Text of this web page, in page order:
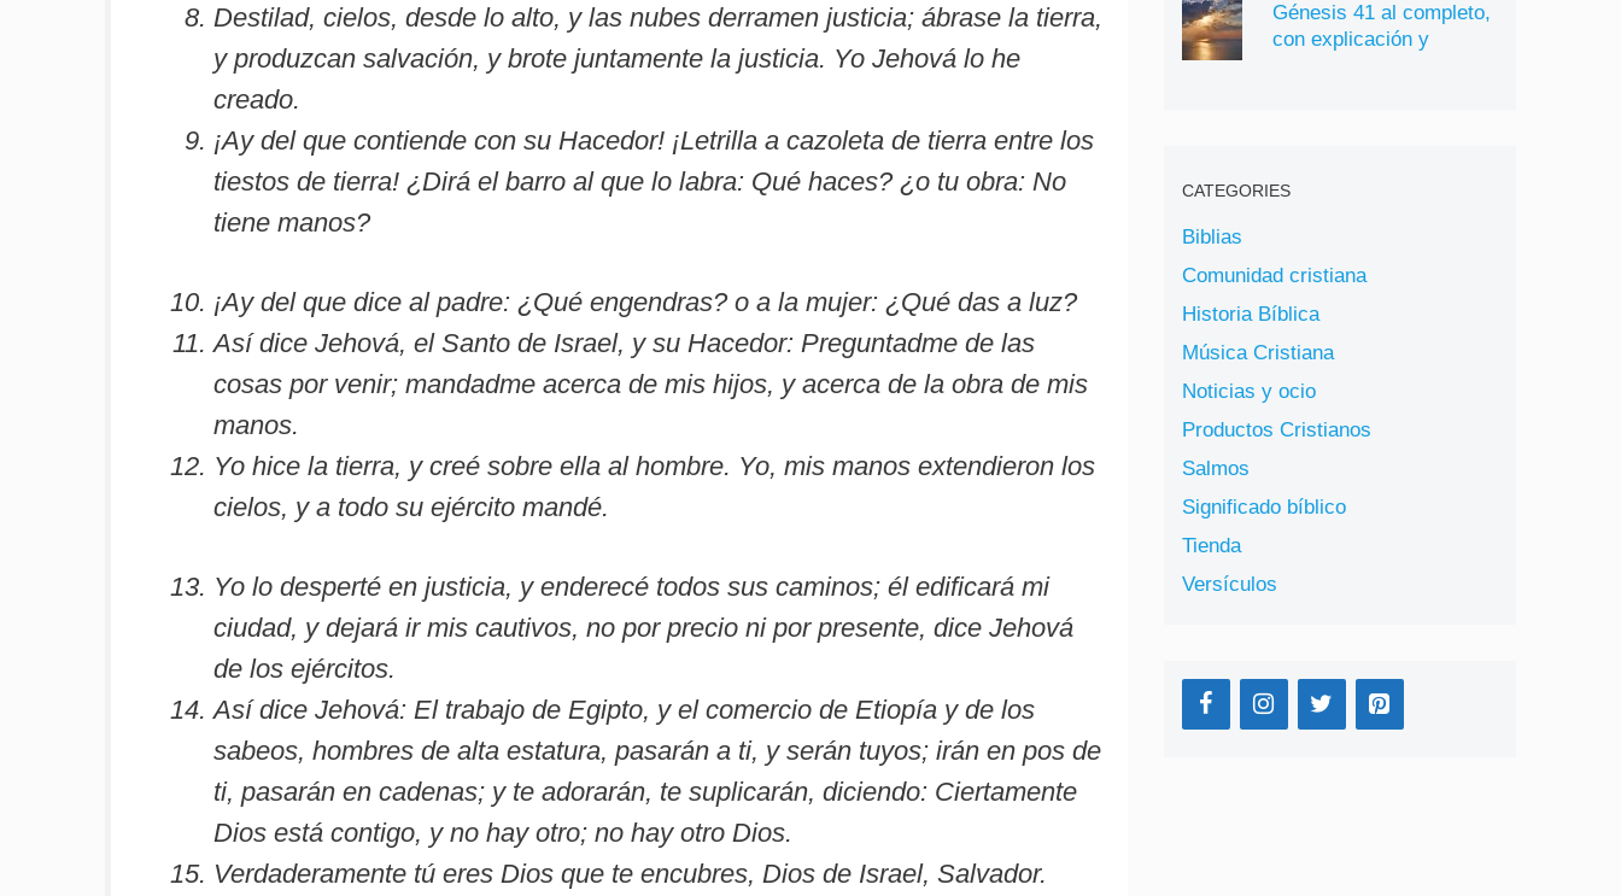
Destilad, cielos, desde lo alto, y las nubes derramen justicia; ábrase la tierra,
y produzcan salvación, y brote juntamente la justicia. Yo Jehová lo he
creado.
¡Ay del que contiende con su Hacedor! ¡Letrilla a cazoleta de tierra entre los
tiestos de tierra! ¿Dirá el barro al que lo labra: Qué haces? ¿o tu obra: No
tiene manos?
¡Ay del que dice al padre: ¿Qué engendras? o a la mujer: ¿Qué das a luz?
Así dice Jehová, el Santo de Israel, y su Hacedor: Preguntadme de las
cosas por venir; mandadme acerca de mis hijos, y acerca de la obra de mis
manos.
Yo hice la tierra, y creé sobre ella al hombre. Yo, mis manos extendieron los
cielos, y a todo su ejército mandé.
Yo lo desperté en justicia, y enderecé todos sus caminos; él edificará mi
ciudad, y dejará ir mis cautivos, no por precio ni por presente, dice Jehová
de los ejércitos.
Así dice Jehová: El trabajo de Egipto, y el comercio de Etiopía y de los
sabeos, hombres de alta estatura, pasarán a ti, y serán tuyos; irán en pos de
ti, pasarán en cadenas; y te adorarán, te suplicarán, diciendo: Ciertamente
Dios está contigo, y no hay otro; no hay otro Dios.
Verdaderamente tú eres Dios que te encubres, Dios de Israel, Salvador.
Génesis 41 al completo,
con explicación y
CATEGORIES
Biblias
Comunidad cristiana
Historia Bíblica
Música Cristiana
Noticias y ocio
Productos Cristianos
Salmos
Significado bíblico
Tienda
Versículos